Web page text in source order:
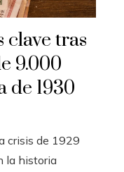
clave tras
9.000
de 1930
crisis de 1929
la historia